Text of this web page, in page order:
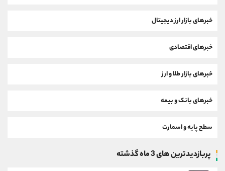
خبرهای بازار ارز دیجیتال
خبرهای اقتصادی
خبرهای بازار طلا و ارز
خبرهای بانک و بیمه
سطح پایه و اسمارت
پربازدیدترین های 3 ماه گذشته